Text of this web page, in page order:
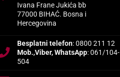
Ivana Frane Jukića bb
77000 BIHAĆ. Bosna i
Hercegovina
Besplatni telefon: 0800 211 12
Mob.,Viber, WhatsApp: 061/104-
504